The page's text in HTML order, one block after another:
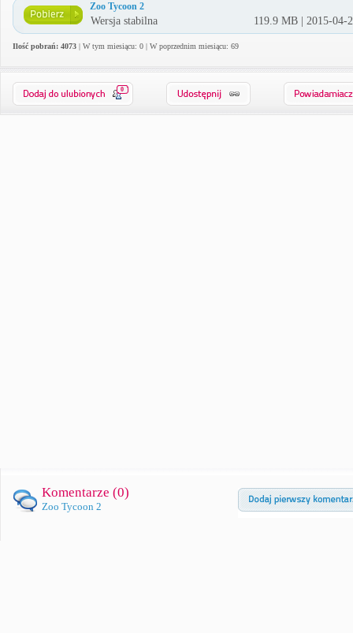
Zoo Tycoon 2
Wersja stabilna 119.9 MB | 2015-04-
Ilość pobrań: 4073 | W tym miesiącu: 0 | W poprzednim miesiącu: 69
0
Komentarze (0)
Zoo Tycoon 2